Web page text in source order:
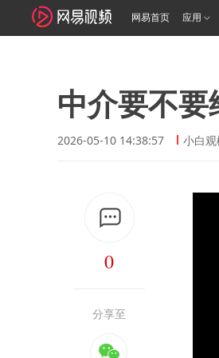
网易首页 应用
中介要不
2026-05-10 14:38:57 小白
0
分享至